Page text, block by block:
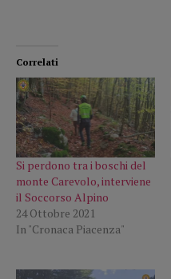
Correlati
Si perdono tra i boschi del
monte Carevolo, interviene
il Soccorso Alpino
24 Ottobre 2021
In "Cronaca Piacenza"